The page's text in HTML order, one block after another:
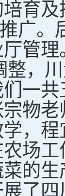
培育
广。
管理
，川
一
物
，
场
的
了